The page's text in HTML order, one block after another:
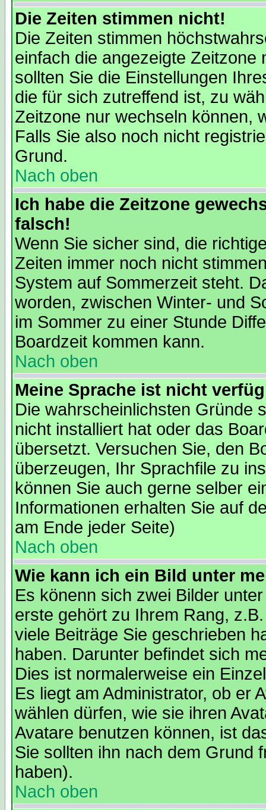
Die Zeiten stimmen nicht!
Die Zeiten stimmen
einfach die angezeigte
sollten Sie die Einstellungen
die für sich zutreffend ist, zu
Zeitzone nur wechseln können,
Falls Sie also noch nicht
Grund.
Nach oben
Ich habe die Zeitzone
falsch!
Wenn Sie sicher sind, die
Zeiten immer noch nicht
System auf Sommerzeit steht.
worden, zwischen Winter- und
im Sommer zu einer Stunde
Boardzeit kommen kann.
Nach oben
Meine Sprache ist nicht
Die wahrscheinlichsten Gründe
nicht installiert hat oder das
übersetzt. Versuchen Sie, den
überzeugen, Ihr Sprachfile zu
können Sie auch gerne selber
Informationen erhalten Sie auf
am Ende jeder Seite)
Nach oben
Wie kann ich ein Bild unter
Es könenn sich zwei Bilder
erste gehört zu Ihrem Rang,
viele Beiträge Sie geschrieben
haben. Darunter befindet sich
Dies ist normalerweise ein
Es liegt am Administrator, ob er
wählen dürfen, wie sie ihren
Avatare benutzen können, ist
Sie sollten ihn nach dem Grund
haben).
Nach oben